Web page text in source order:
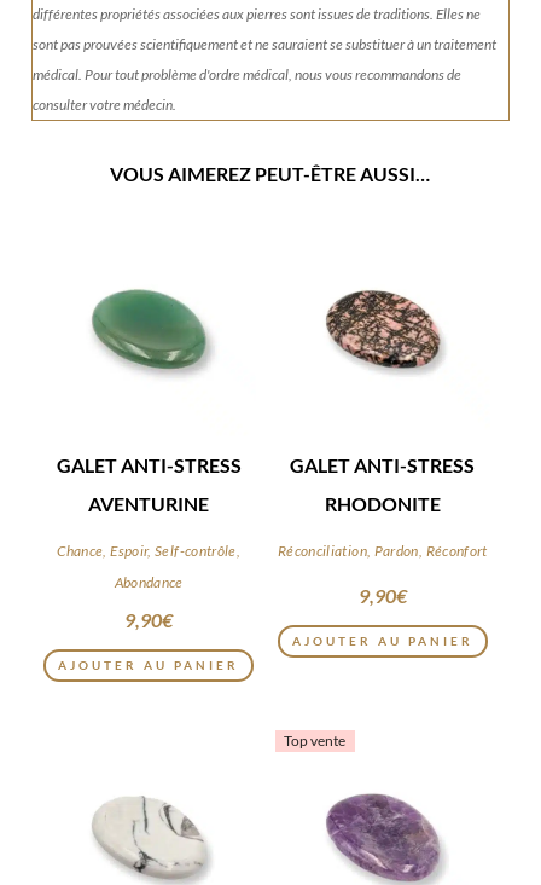
différentes propriétés associées aux pierres sont issues de traditions. Elles ne
sont pas prouvées scientifiquement et ne sauraient se substituer à un traitement
médical. Pour tout problème d'ordre médical, nous vous recommandons de
consulter votre médecin.
VOUS AIMEREZ PEUT-ÊTRE AUSSI…
GALET ANTI-STRESS
AVENTURINE
Chance, Espoir, Self-contrôle,
Abondance
9,90€
AJOUTER AU PANIER
GALET ANTI-STRESS
RHODONITE
Réconciliation, Pardon, Réconfort
9,90€
AJOUTER AU PANIER
Top vente